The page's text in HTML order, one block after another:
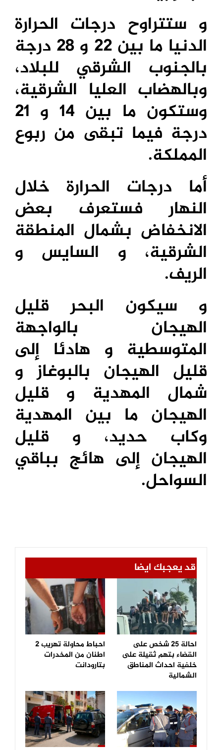
و ستتراوح درجات الحرارة
الدنيا ما بين 22 و 28 درجة
بالجنوب الشرقي للبلاد،
وبالهضاب العليا الشرقية،
وستكون ما بين 14 و 21
درجة فيما تبقى من ربوع
المملكة.
أما درجات الحرارة خلال
النهار فستعرف بعض
الانخفاض بشمال المنطقة
الشرقية، و السايس و
الريف.
و سيكون البحر قليل
الهيجان بالواجهة
المتوسطية و هادئا إلى
قليل الهيجان بالبوغاز و
شمال المهدية و قليل
الهيجان ما بين المهدية
وكاب حديد، و قليل
الهيجان إلى هائج بباقي
السواحل.
قد يعجبك ايضا
احالة 25 شخص على
القضاء بتهم ثقيلة على
خلفية احداث المناطق
الشمالية
احباط محاولة تهريب 2
اطنان من المخدرات
بتارودانت